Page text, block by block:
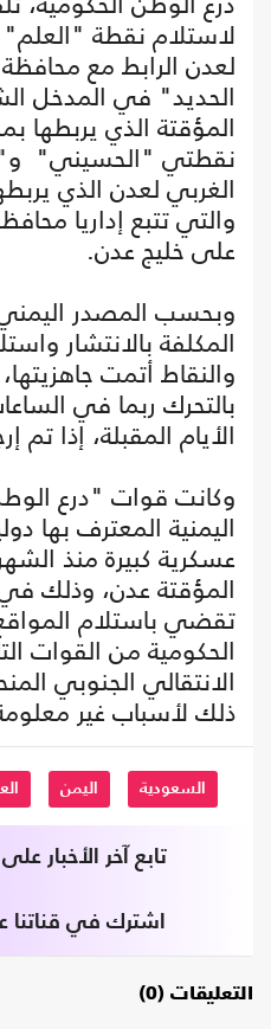
لاستلام نقطة
لعدن الرابط مع
الحديد" في المدخل
المؤقتة الذي يربطها
نقطتي "الحسيني"
الغربي لعدن الذي
والتي تتبع إداريا
على خليج عدن.
وبحسب المصدر
المكلفة بالانتشار
والنقاط أتمت
بالتحرك ربما في
الأيام المقبلة، إذا تم
وكانت قوات "درع
اليمنية المعترف بها
عسكرية كبيرة منذ
المؤقتة عدن، وذلك في
تقضي باستلام
الحكومية من القوات
الانتقالي الجنوبي
ذلك لأسباب غير
السعودية اليمن
تابع آخر الأخبار
اشترك في قناتنا
التعليقات (0)